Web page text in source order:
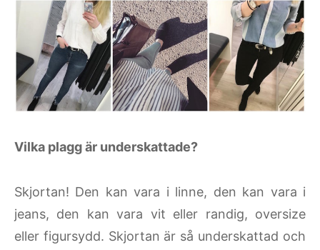
Vilka plagg är underskattade?
Skjortan! Den kan vara i linne, den kan vara i
jeans, den kan vara vit eller randig, oversize
eller figursydd. Skjortan är så underskattad och